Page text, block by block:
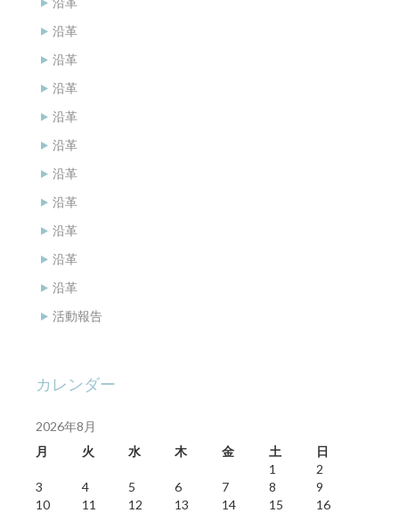
沿革
沿革
沿革
沿革
沿革
沿革
沿革
沿革
沿革
沿革
活動報告
カレンダー
2026年8月
月
火 水 木 金 土 日
1
2
3
4 5 6 7 8
9
10
11 12 13 14 15
16